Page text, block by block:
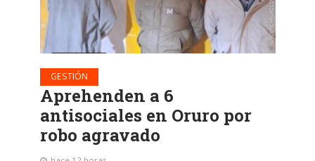
GESTIÓN
Aprehenden a 6
antisociales en Oruro por
robo agravado